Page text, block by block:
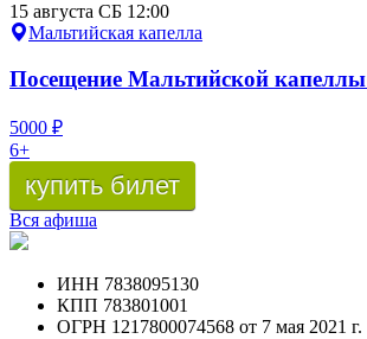
15 августа СБ 12:00
Мальтийская капелла
Посещение Мальтийской капеллы
5000 ₽
6+
купить билет
Вся афиша
ИНН 7838095130
КПП 783801001
ОГРН 1217800074568 от 7 мая 2021 г.